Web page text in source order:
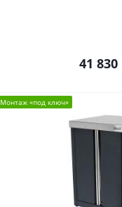
41 830
Монтаж «под ключ»